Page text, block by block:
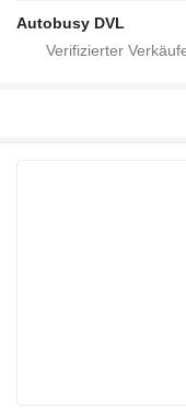
Autobusy DVL